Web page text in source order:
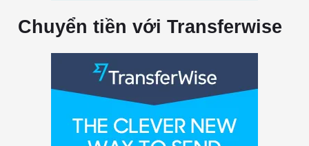
Chuyển tiền với Transferwise